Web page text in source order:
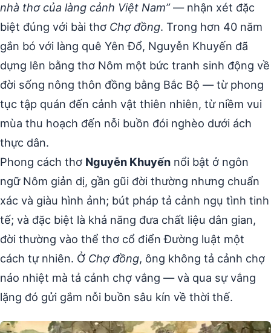
nhà thơ của làng cảnh Việt Nam”— nhận xét đặc
biệt đúng với bài thơ Chợ đồng. Trong hơn 40 năm
gắn bó với làng quê Yên Đổ, Nguyễn Khuyến đã
dựng lên bằng thơ Nôm một bức tranh sinh động về
đời sống nông thôn đồng bằng Bắc Bộ — từ phong
tục tập quán đến cảnh vật thiên nhiên, từ niềm vui
mùa thu hoạch đến nỗi buồn đói nghèo dưới ách
thực dân.
Phong cách thơ Nguyễn Khuyến nổi bật ở ngôn
ngữ Nôm giản dị, gần gũi đời thường nhưng chuẩn
xác và giàu hình ảnh; bút pháp tả cảnh ngụ tình tinh
tế; và đặc biệt là khả năng đưa chất liệu dân gian,
đời thường vào thể thơ cổ điển Đường luật một
cách tự nhiên. Ở Chợ đồng, ông không tả cảnh chợ
náo nhiệt mà tả cảnh chợ vắng — và qua sự vắng
lặng đó gửi gắm nỗi buồn sâu kín về thời thế.